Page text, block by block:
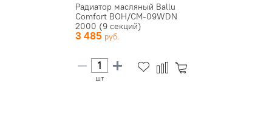
Радиатор масляный Ballu
Comfort BOH/CM-09WDN
2000 (9 секций)
3 485
шт